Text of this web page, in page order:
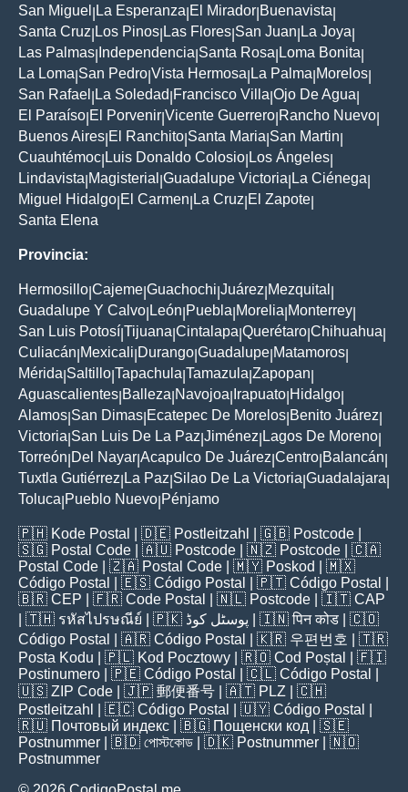
San Miguel
La Esperanza El Mirador Buenavista
Santa Cruz Los Pinos Las Flores San Juan La Joya
Las Palmas Independencia Santa Rosa Loma Bonita
La Loma San Pedro Vista Hermosa La Palma Morelos
San Rafael
La Soledad Francisco Villa Ojo De Agua
El Paraíso El Porvenir Vicente Guerrero Rancho Nuevo
Buenos Aires El Ranchito Santa Maria San Martin
Cuauhtémoc Luis Donaldo Colosio Los Ángeles
Lindavista Magisterial Guadalupe Victoria La Ciénega
Miguel Hidalgo El Carmen La Cruz El Zapote
Santa Elena
Provincia:
Hermosillo Cajeme Guachochi Juárez Mezquital
Guadalupe Y Calvo León Puebla Morelia Monterrey
San Luis Potosí Tijuana Cintalapa Querétaro Chihuahua
Culiacán Mexicali Durango Guadalupe Matamoros
Mérida Saltillo Tapachula Tamazula Zapopan
Aguascalientes Balleza Navojoa Irapuato Hidalgo
Alamos San Dimas Ecatepec De Morelos Benito Juárez
Victoria San Luis De La Paz Jiménez Lagos De Moreno
Torreón Del Nayar Acapulco De Juárez Centro Balancán
Tuxtla Gutiérrez La Paz Silao De La Victoria Guadalajara
Toluca Pueblo Nuevo Pénjamo
🇵🇭 Kode Postal | 🇩🇪 Postleitzahl | 🇬🇧 Postcode
🇸🇬 Postal Code | 🇦🇺 Postcode | 🇳🇿 Postcode | 🇨🇦
Postal Code | 🇿🇦 Postal Code | 🇲🇾 Poskod
| 🇲🇽
Código Postal
| 🇪🇸 Código Postal | 🇵🇹 Código Postal
🇧🇷 CEP | 🇫🇷 Code Postal | 🇳🇱 Postcode | 🇮🇹 CAP
| 🇹🇭 รหัสไปรษณีย์ | 🇵🇰 پوسٹل کوڈ | 🇮🇳पिन कोड | 🇨🇴
Código Postal
| 🇦🇷 Código Postal | 🇰🇷 우편번호
| 🇹🇷
Posta Kodu | 🇵🇱 Kod Pocztowy | 🇷🇴 Cod Poștal
| 🇫🇮
Postinumero | 🇵🇪 Código Postal | 🇨🇱 Código Postal
🇺🇸 ZIP Code | 🇯🇵 郵便番号 | 🇦🇹 PLZ | 🇨🇭
Postleitzahl
| 🇪🇨 Código Postal | 🇺🇾 Código Postal
🇷🇺 Почтовый индекс | 🇧🇬 Пощенски код | 🇸🇪
Postnummer | 🇧🇩 পোস্টকোড | 🇩🇰 Postnummer | 🇳🇴
Postnummer